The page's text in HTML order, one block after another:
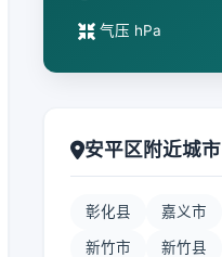
气压 hPa
安平区附近城市
彰化县 嘉义市
新竹市 新竹县